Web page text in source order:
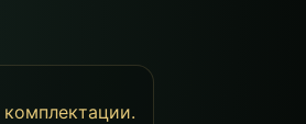
комплектации.